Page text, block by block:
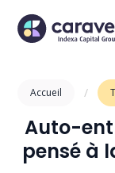
Accueil /
Auto-
pensé à